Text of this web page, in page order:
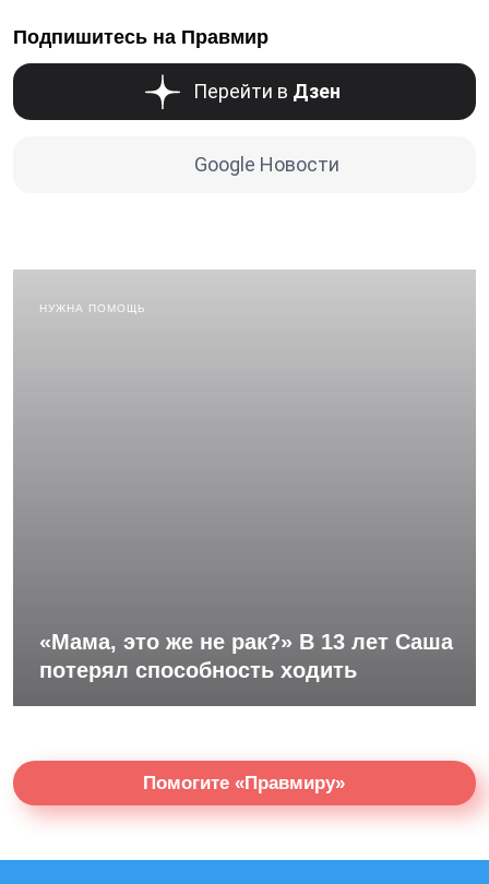
Подпишитесь на Правмир
Перейти в Дзен
Google Новости
НУЖНА ПОМОЩЬ
«Мама, это же не рак?» В 13 лет Саша
потерял способность ходить
Помогите «Правмиру»